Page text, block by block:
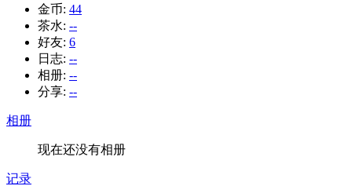
金币: 44
茶水: --
好友: 6
日志: --
相册: --
分享: --
相册
现在还没有相册
记录